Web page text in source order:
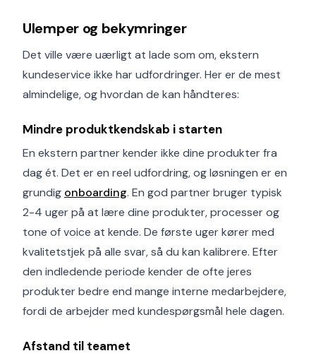
Ulemper og bekymringer
Det ville være uærligt at lade som om, ekstern
kundeservice ikke har udfordringer. Her er de mest
almindelige, og hvordan de kan håndteres:
Mindre produktkendskab i starten
En ekstern partner kender ikke dine produkter fra
dag ét. Det er en reel udfordring, og løsningen er en
grundig onboarding. En god partner bruger typisk
2-4 uger på at lære dine produkter, processer og
tone of voice at kende. De første uger kører med
kvalitetstjek på alle svar, så du kan kalibrere. Efter
den indledende periode kender de ofte jeres
produkter bedre end mange interne medarbejdere,
fordi de arbejder med kundespørgsmål hele dagen.
Afstand til teamet